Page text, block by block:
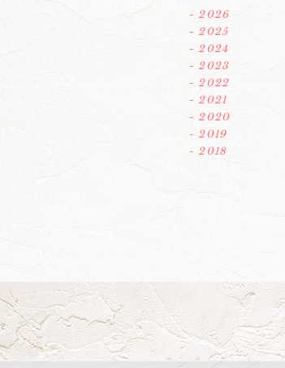
- 2026
- 2025
- 2024
- 2023
- 2022
- 2021
- 2020
- 2019
- 2018